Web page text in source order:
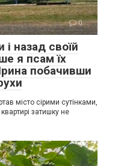
0
і назад своїй
я псам їх
побачивши
місто сірими сутінками,
затишку не